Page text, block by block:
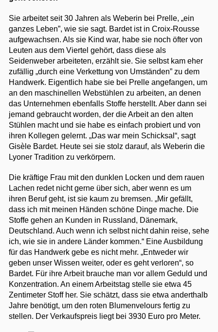
Sie arbeitet seit 30 Jahren als Weberin bei Prelle, „ein
ganzes Leben”, wie sie sagt. Bardet ist in Croix-Rousse
aufgewachsen. Als sie Kind war, habe sie noch öfter von
Leuten aus dem Viertel gehört, dass diese als
Seidenweber arbeiteten, erzählt sie. Sie selbst kam eher
zufällig „durch eine Verkettung von Umständen” zu dem
Handwerk. Eigentlich habe sie bei Prelle angefangen, um
an den maschinellen Webstühlen zu arbeiten, an denen
das Unternehmen ebenfalls Stoffe herstellt. Aber dann sei
jemand gebraucht worden, der die Arbeit an den alten
Stühlen macht und sie habe es einfach probiert und von
ihren Kollegen gelernt. „Das war mein Schicksal“, sagt
Gisèle Bardet. Heute sei sie stolz darauf, als Weberin die
Lyoner Tradition zu verkörpern.
Die kräftige Frau mit den dunklen Locken und dem rauen
Lachen redet nicht gerne über sich, aber wenn es um
ihren Beruf geht, ist sie kaum zu bremsen. „Mir gefällt,
dass ich mit meinen Händen schöne Dinge mache. Die
Stoffe gehen an Kunden in Russland, Dänemark,
Deutschland. Auch wenn ich selbst nicht dahin reise, sehe
ich, wie sie in andere Länder kommen.“ Eine Ausbildung
für das Handwerk gebe es nicht mehr. „Entweder wir
geben unser Wissen weiter, oder es geht verloren“, so
Bardet. Für ihre Arbeit brauche man vor allem Geduld und
Konzentration. An einem Arbeitstag stelle sie etwa 45
Zentimeter Stoff her. Sie schätzt, dass sie etwa anderthalb
Jahre benötigt, um den roten Blumenvelours fertig zu
stellen. Der Verkaufspreis liegt bei 3930 Euro pro Meter.